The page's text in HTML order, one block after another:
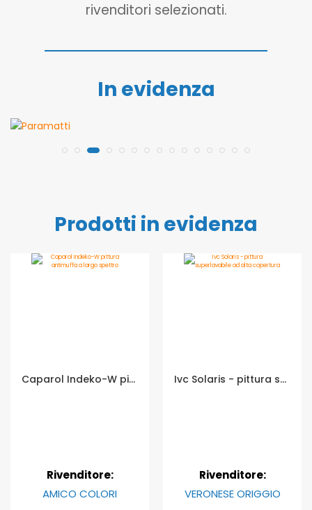
rivenditori selezionati.
In evidenza
Prodotti in evidenza
Caparol Indeko-W pittura antimuffa a largo spettro - Formato in litri: 12,5 lt
Rivenditore:
AMICO COLORI
Ivc Solaris - pittura superlavabile ad alta copertura - Formato in litri: 2,5 lt
Rivenditore:
VERONESE ORIGGIO